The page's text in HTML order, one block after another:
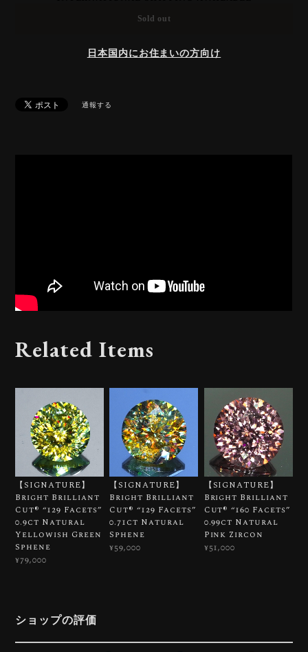
Sold out
日本国内にお住まいの方向け
通報する
Related Items
【SIGNATURE】
Bright Brilliant
Cut®︎ “129 Facets”
0.9ct Natural
Yellowish Green
Sphene
¥79,000
【SIGNATURE】
Bright Brilliant
Cut®︎ “129 Facets”
0.71ct Natural
Sphene
¥59,000
【SIGNATURE】
Bright Brilliant
Cut®︎ “160 Facets”
0.99ct Natural
Pink Zircon
¥51,000
ショップの評価